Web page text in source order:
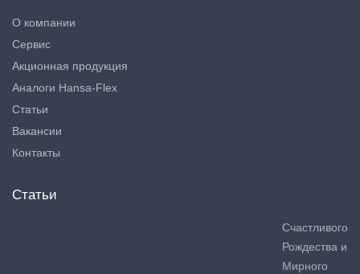
О компании
Сервис
Акционная продукция
Аналоги Hansa-Flex
Статьи
Вакансии
Контакты
Статьи
Счастливого
Рождества и
Мирного